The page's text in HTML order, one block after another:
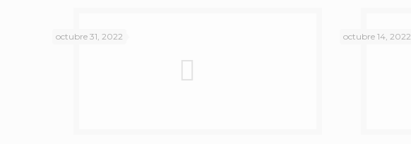
octubre 31, 2022 octubre 14, 2022